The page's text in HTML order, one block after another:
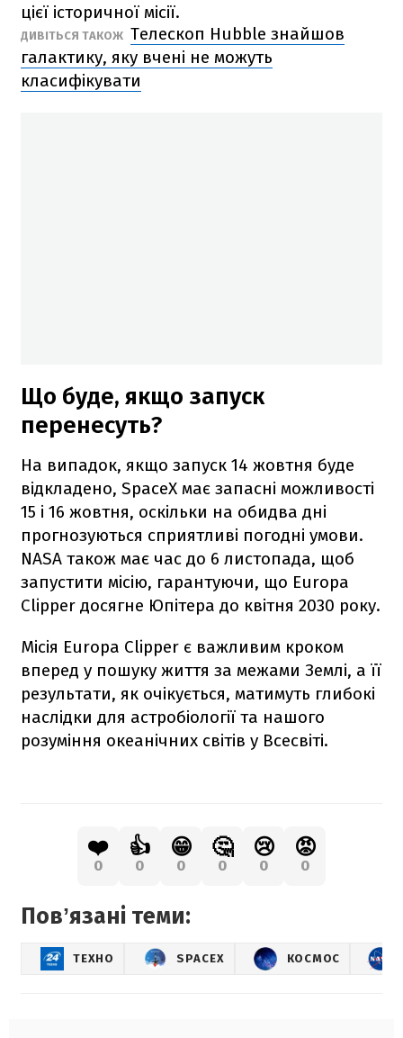
цієї історичної місії.
ДИВІТЬСЯ ТАКОЖ Телескоп Hubble знайшов
галактику, яку вчені не можуть
класифікувати
Що буде, якщо запуск
перенесуть?
На випадок, якщо запуск 14 жовтня буде
відкладено, SpaceX має запасні можливості
15 і 16 жовтня, оскільки на обидва дні
прогнозуються сприятливі погодні умови.
NASA також має час до 6 листопада, щоб
запустити місію, гарантуючи, що Europa
Clipper досягне Юпітера до квітня 2030 року.
Місія Europa Clipper є важливим кроком
вперед у пошуку життя за межами Землі, а її
результати, як очікується, матимуть глибокі
наслідки для астробіології та нашого
розуміння океанічних світів у Всесвіті.
❤️
0
👍
0
😁
0
🤔
0
😢
0
😡
0
Повʼязані теми:
ТЕХНО SPACEX КОСМОС